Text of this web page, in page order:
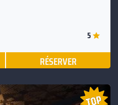
5
RÉSERVER